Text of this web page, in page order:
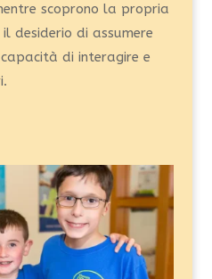
scoprono la propria
desiderio di assumere
di interagire e